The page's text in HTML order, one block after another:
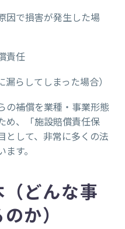
因で損害が発生した場
責任
らしてしまった場合）
の補償を業種・事業形態
め、「施設賠償責任保
として、非常に多くの法
す。
どんな事
か）